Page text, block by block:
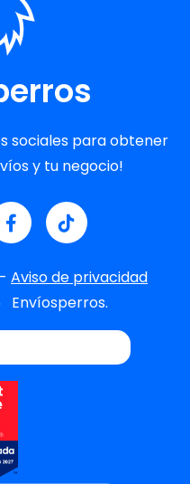
sociales para obtener
y tu negocio!
- Aviso de privacidad
Envíosperros.